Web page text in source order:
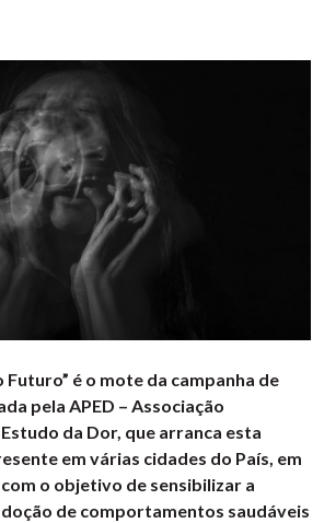
é o mote da campanha de
pela APED – Associação
da Dor, que arranca esta
em várias cidades do País, em
o objetivo de sensibilizar a
de comportamentos saudáveis